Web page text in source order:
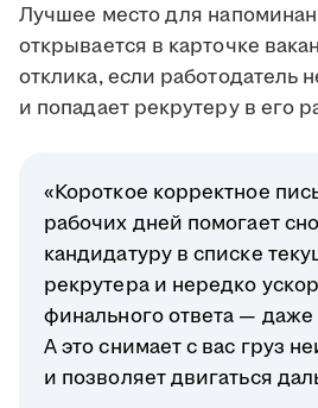
Лучшее место для
открывается в карточке
отклика, если работодатель
и попадает рекрутеру в его
«Короткое корректное
рабочих дней помогает
кандидатуру в списке
рекрутера и нередко
финального ответа — даже
А это снимает с вас груз
и позволяет двигаться